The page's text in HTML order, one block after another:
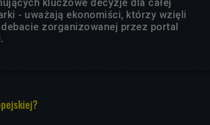
kluczowe decyzje dla całej
- uważają ekonomiści, którzy wzięli
zorganizowanej przez portal